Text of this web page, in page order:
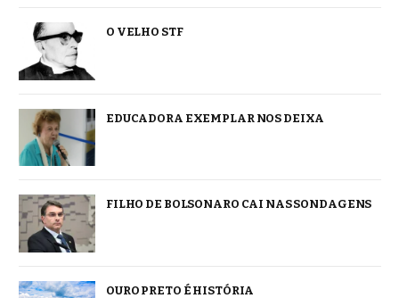
O VELHO STF
EDUCADORA EXEMPLAR NOS DEIXA
FILHO DE BOLSONARO CAI NAS SONDAGENS
OURO PRETO É HISTÓRIA